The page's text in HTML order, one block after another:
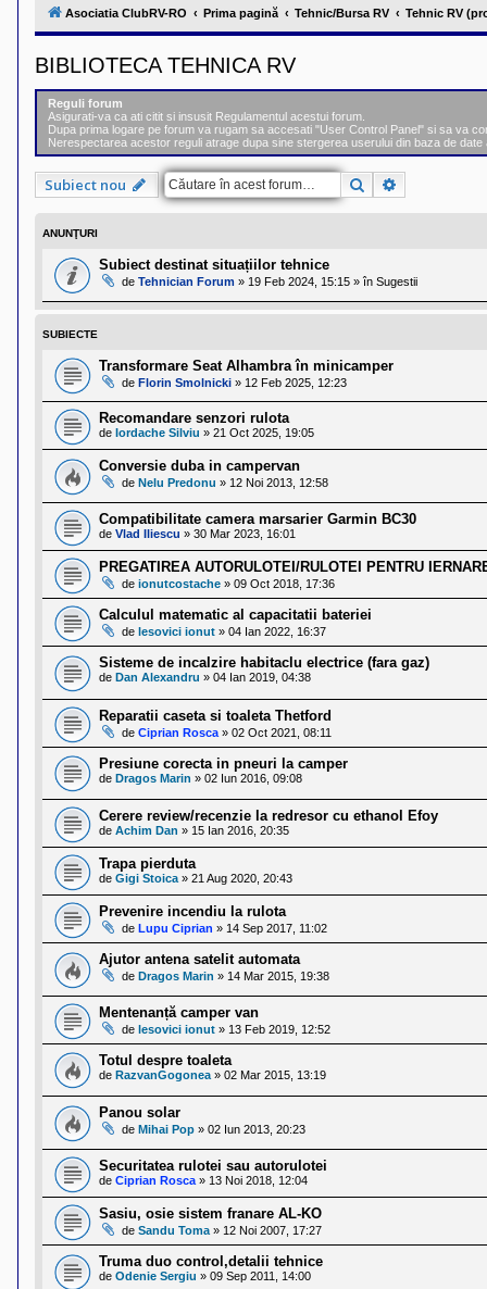
b
V
n
a
e
Asociatia ClubRV-RO Prima pagină Tehnic/Bursa RV Tehnic RV
BIBLIOTECA TEHNICA RV
Reguli forum
Asigurati-va ca ati citit si insusit Regulamentul acestui forum.
Dupa prima logare pe forum va rugam sa accesati "User Control Panel" si sa va
Nerespectarea acestor reguli atrage dupa sine stergerea userului din baza de date
Subiect nou Căutare
ANUNŢURI
Subiect destinat situațiilor tehnice
de Tehnician Forum » 19 Feb 2024, 15:15 » în Sugestii
SUBIECTE
Transformare Seat Alhambra în minicamper
de Florin Smolnicki » 12 Feb 2025, 12:23
Recomandare senzori rulota
de Iordache Silviu » 21 Oct 2025, 19:05
Conversie duba in campervan
de Nelu Predonu » 12 Noi 2013, 12:58
Compatibilitate camera marsarier Garmin BC30
de Vlad Iliescu » 30 Mar 2023, 16:01
PREGATIREA AUTORULOTEI/RULOTEI PENTRU
de ionutcostache » 09 Oct 2018, 17:36
Calculul matematic al capacitatii bateriei
de lesovici ionut » 04 Ian 2022, 16:37
Sisteme de incalzire habitaclu electrice (fara gaz)
de Dan Alexandru » 04 Ian 2019, 04:38
Reparatii caseta si toaleta Thetford
de Ciprian Rosca » 02 Oct 2021, 08:11
Presiune corecta in pneuri la camper
de Dragos Marin » 02 Iun 2016, 09:08
Cerere review/recenzie la redresor cu ethanol Efoy
de Achim Dan » 15 Ian 2016, 20:35
Trapa pierduta
de Gigi Stoica » 21 Aug 2020, 20:43
Prevenire incendiu la rulota
de Lupu Ciprian » 14 Sep 2017, 11:02
Ajutor antena satelit automata
de Dragos Marin » 14 Mar 2015, 19:38
Mentenanță camper van
de lesovici ionut » 13 Feb 2019, 12:52
Totul despre toaleta
de RazvanGogonea » 02 Mar 2015, 13:19
Panou solar
de Mihai Pop » 02 Iun 2013, 20:23
Securitatea rulotei sau autorulotei
de Ciprian Rosca » 13 Noi 2018, 12:04
Sasiu, osie sistem franare AL-KO
de Sandu Toma » 12 Noi 2007, 17:27
Truma duo control,detalii tehnice
de Odenie Sergiu » 09 Sep 2011, 14:00